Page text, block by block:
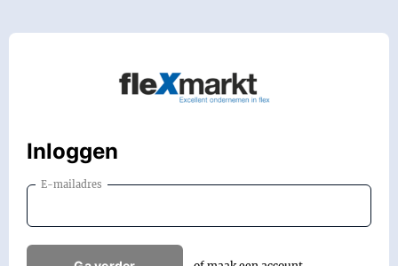
Inloggen
E-mailadres